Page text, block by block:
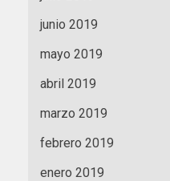
junio 2019
mayo 2019
abril 2019
marzo 2019
febrero 2019
enero 2019